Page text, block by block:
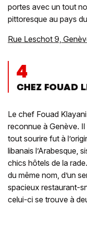
portes avec un tout
pittoresque au pays
Rue Leschot 9,
4
CHEZ FOUAD
Le chef Fouad
reconnue à Genève.
tout sourire fut à
libanais l’Arabesque,
chics hôtels de la
du même nom, d’un
spacieux restaurant-
celui-ci se trouve à